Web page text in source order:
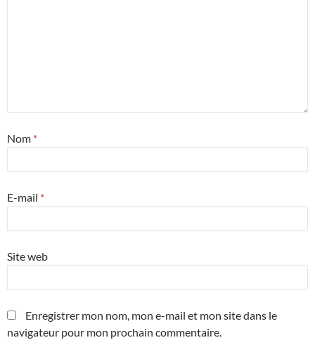
Nom *
E-mail *
Site web
Enregistrer mon nom, mon e-mail et mon site dans le
navigateur pour mon prochain commentaire.